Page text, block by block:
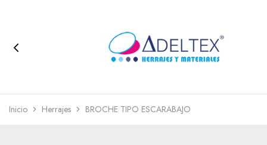
Inicio Herrajes BROCHE TIPO ESCARABAJO